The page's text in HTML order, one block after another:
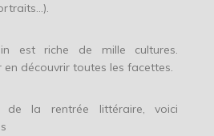
est riche de mille cultures.
découvrir toutes les facettes.
de la rentrée littéraire, voici